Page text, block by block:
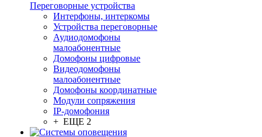
Переговорные устройства
Интерфоны, интеркомы
Устройства переговорные
Аудиодомофоны
малоабонентные
Домофоны цифровые
Видеодомофоны
малоабонентные
Домофоны координатные
Модули сопряжения
IP-домофония
+ ЕЩЕ 2